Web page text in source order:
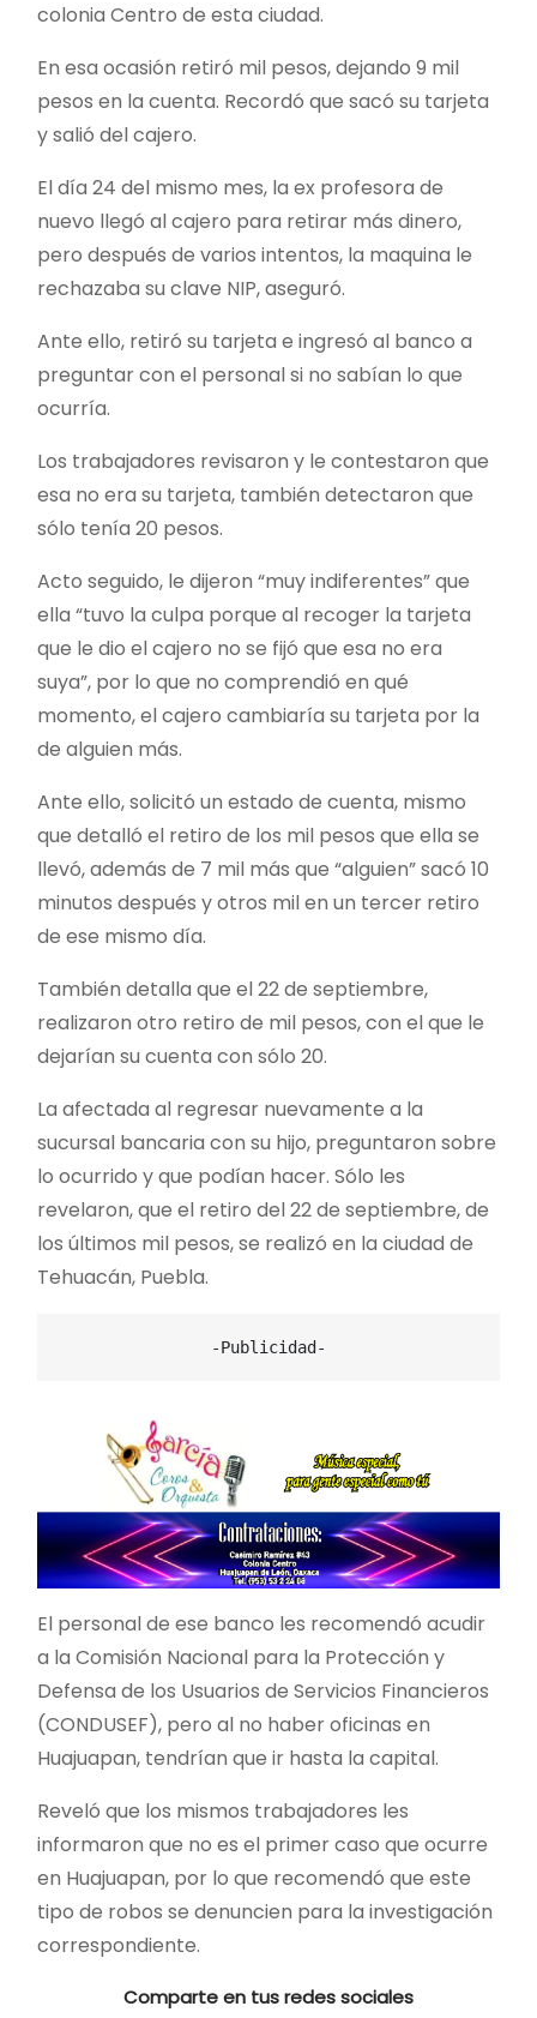
colonia Centro de esta ciudad.
En esa ocasión retiró mil pesos, dejando 9 mil
pesos en la cuenta. Recordó que sacó su tarjeta
y salió del cajero.
El día 24 del mismo mes, la ex profesora de
nuevo llegó al cajero para retirar más dinero,
pero después de varios intentos, la maquina le
rechazaba su clave NIP, aseguró.
Ante ello, retiró su tarjeta e ingresó al banco a
preguntar con el personal si no sabían lo que
ocurría.
Los trabajadores revisaron y le contestaron que
esa no era su tarjeta, también detectaron que
sólo tenía 20 pesos.
Acto seguido, le dijeron “muy indiferentes” que
ella “tuvo la culpa porque al recoger la tarjeta
que le dio el cajero no se fijó que esa no era
suya”, por lo que no comprendió en qué
momento, el cajero cambiaría su tarjeta por la
de alguien más.
Ante ello, solicitó un estado de cuenta, mismo
que detalló el retiro de los mil pesos que ella se
llevó, además de 7 mil más que “alguien” sacó 10
minutos después y otros mil en un tercer retiro
de ese mismo día.
También detalla que el 22 de septiembre,
realizaron otro retiro de mil pesos, con el que le
dejarían su cuenta con sólo 20.
La afectada al regresar nuevamente a la
sucursal bancaria con su hijo, preguntaron sobre
lo ocurrido y que podían hacer. Sólo les
revelaron, que el retiro del 22 de septiembre, de
los últimos mil pesos, se realizó en la ciudad de
Tehuacán, Puebla.
-Publicidad-
El personal de ese banco les recomendó acudir
a la Comisión Nacional para la Protección y
Defensa de los Usuarios de Servicios Financieros
(CONDUSEF), pero al no haber oficinas en
Huajuapan, tendrían que ir hasta la capital.
Reveló que los mismos trabajadores les
informaron que no es el primer caso que ocurre
en Huajuapan, por lo que recomendó que este
tipo de robos se denuncien para la investigación
correspondiente.
Comparte en tus redes sociales